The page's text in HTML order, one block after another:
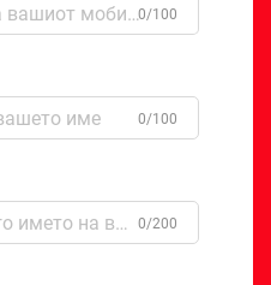
0/100
0/100
0/200